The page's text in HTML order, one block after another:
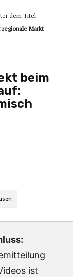
dem Titel
regionale Markt
beim
ist